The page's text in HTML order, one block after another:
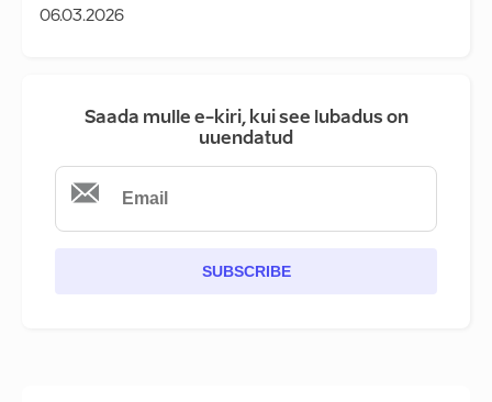
06.03.2026
Saada mulle e-kiri, kui see lubadus on
uuendatud
SUBSCRIBE